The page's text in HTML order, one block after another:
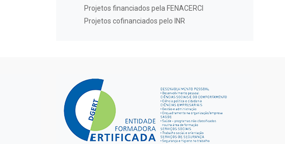
Projetos financiados pela FENACERCI
Projetos cofinanciados pelo INR